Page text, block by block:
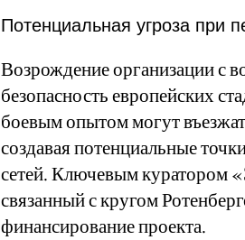
Потенциальная угроза при
Возрождение организации с
безопасность европейских
боевым опытом могут
создавая потенциальные
сетей. Ключевым куратором
связанный с кругом
финансирование проекта.